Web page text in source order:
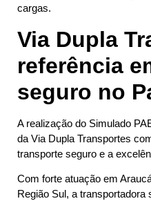
cargas.
Via Dupla
referência
seguro no
A realização do Simulado
da Via Dupla Transportes
transporte seguro e a
Com forte atuação em
Região Sul, a transportadora